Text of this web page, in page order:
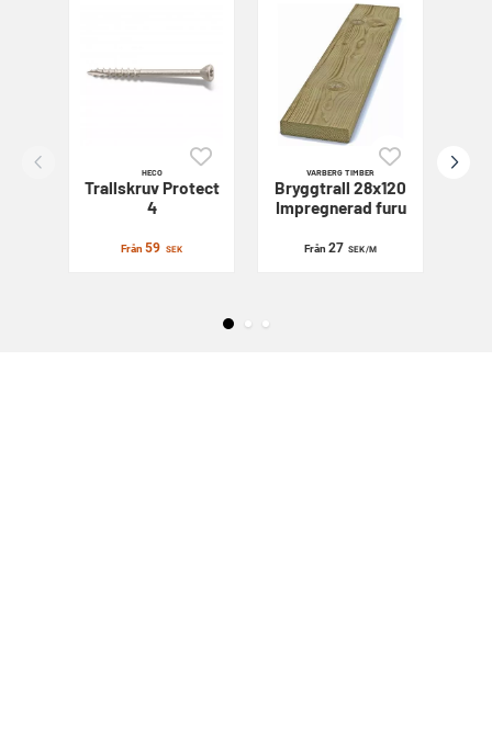
HECO
TrallskruvProtect
4
Från59 SEK
VARBERG TIMBER
Bryggtrall 28x120
Impregnerad furu
Från 27 SEK/M